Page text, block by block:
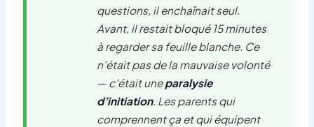
questions, il enchaînait seul.
Avant, il restait bloqué 15 minutes
à regarder sa feuille blanche. Ce
n’était pas de la mauvaise volonté
— c’était uneparalysie
d’initiation. Les parents qui
comprennent ça et qui équipent